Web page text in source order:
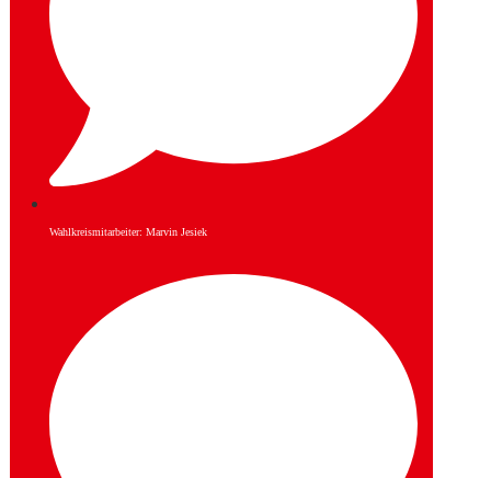
Wahlkreismitarbeiter: Marvin Jesiek